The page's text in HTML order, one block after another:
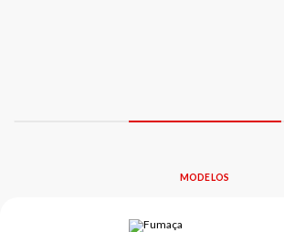
MODELOS